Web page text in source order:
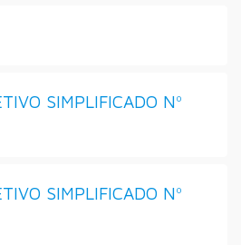
SIMPLIFICADO Nº
SIMPLIFICADO Nº